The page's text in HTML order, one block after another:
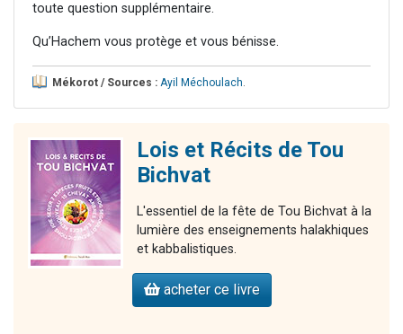
toute question supplémentaire.
Qu’Hachem vous protège et vous bénisse.
Mékorot / Sources : Ayil Méchoulach.
Lois et Récits de Tou
Bichvat
L'essentiel de la fête de Tou Bichvat à la
lumière des enseignements halakhiques
et kabbalistiques.
acheter ce livre